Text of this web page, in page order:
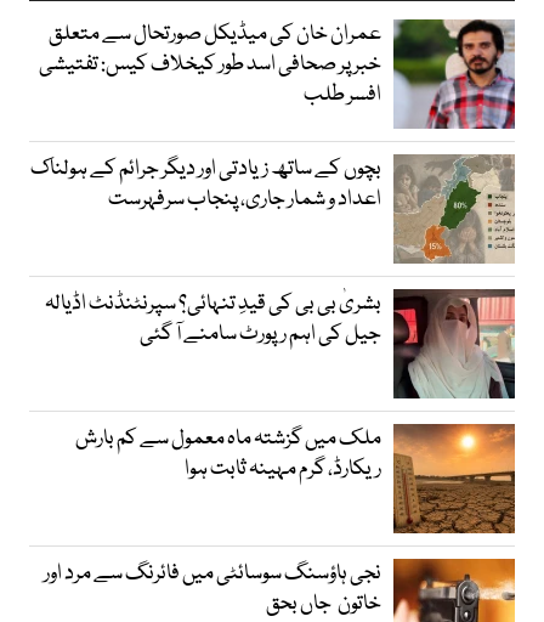
عمران خان کی میڈیکل صورتحال سے متعلق
خبر پر صحافی اسد طور کیخلاف کیس: تفتیشی
افسر طلب
بچوں کے ساتھ زیادتی اور دیگر جرائم کے ہولناک
اعداد و شمار جاری، پنجاب سرفہرست
بشریٰ بی بی کی قیدِ تنہائی؟ سپرنٹنڈنٹ اڈیالہ
جیل کی اہم رپورٹ سامنے آ گئی
ملک میں گزشتہ ماہ معمول سے کم بارش
ریکارڈ، گرم مہینہ ثابت ہوا
نجی ہاؤسنگ سوسائٹی میں فائرنگ سے مرد اور
خاتون جاں بحق